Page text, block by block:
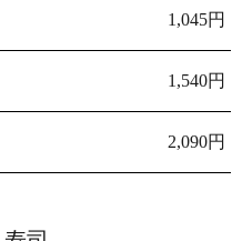
1,045円
1,540円
2,090円